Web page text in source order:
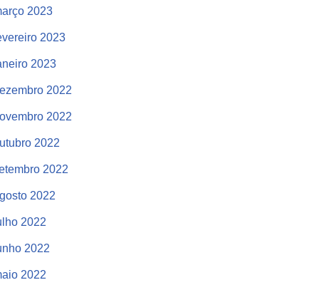
2023
2023
2023
2022
2022
2022
2022
2022
2022
2022
2022